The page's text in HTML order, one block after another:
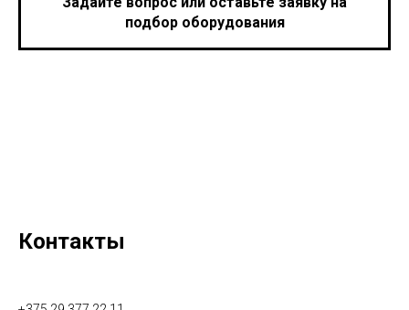
подбор оборудования
Контакты